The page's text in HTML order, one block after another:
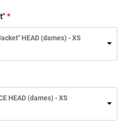
HEAD (dames) - XS
HEAD (dames) - XS